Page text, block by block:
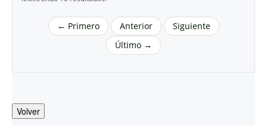
← Primero Anterior
Siguiente
Último →
Volver